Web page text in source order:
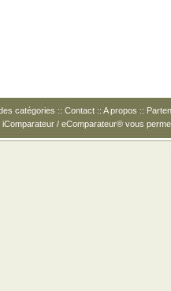
catégories :: Contact :: A propos ::
/ eComparateur® vous